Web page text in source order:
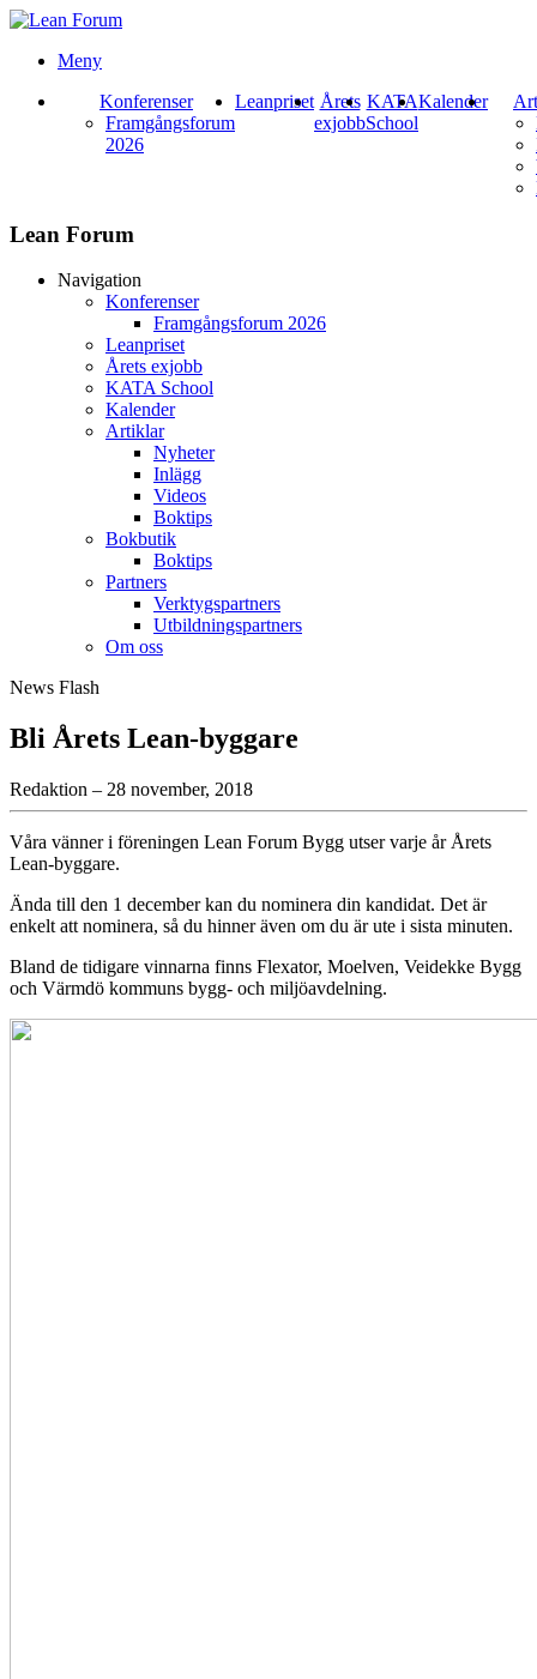
Meny
Konferenser
Framgångsforum
2026
Leanpriset Årets
exjobb
KATA
School
Kalender
Lean Forum
Navigation
Konferenser
Framgångsforum 2026
Leanpriset
Årets exjobb
KATA School
Kalender
Artiklar
Nyheter
Inlägg
Videos
Boktips
Bokbutik
Boktips
Partners
Verktygspartners
Utbildningspartners
Om oss
News Flash
Bli Årets Lean-byggare
Redaktion – 28 november, 2018
Våra vänner i föreningen Lean Forum Bygg utser varje år Årets
Lean-byggare.
Ända till den 1 december kan du nominera din kandidat. Det är
enkelt att nominera, så du hinner även om du är ute i sista minuten.
Bland de tidigare vinnarna finns Flexator, Moelven, Veidekke Bygg
och Värmdö kommuns bygg- och miljöavdelning.